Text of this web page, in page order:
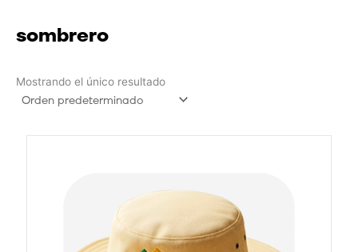
sombrero
Mostrando el único resultado